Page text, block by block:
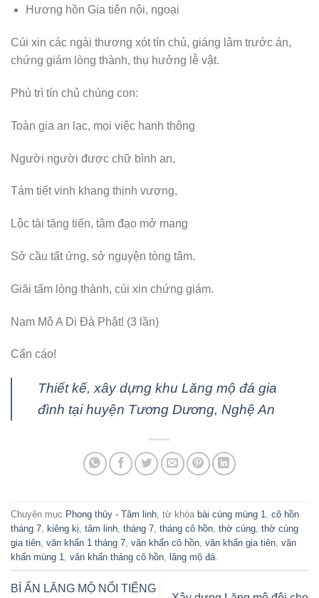
Hương hồn Gia tiên nội, ngoại
Cúi xin các ngài thương xót tín chủ, giáng lâm trước án,
chứng giám lòng thành, thụ hưởng lễ vật.
Phù trì tín chủ chúng con:
Toàn gia an lạc, mọi việc hanh thông
Người người được chữ bình an,
Tám tiết vinh khang thịnh vượng,
Lộc tài tăng tiến, tâm đạo mở mang
Sở cầu tất ứng, sở nguyện tòng tâm.
Giãi tấm lòng thành, cúi xin chứng giám.
Nam Mô A Di Đà Phật! (3 lần)
Cẩn cáo!
Thiết kế, xây dựng khu Lăng mộ đá gia
đình tại huyện Tương Dương, Nghệ An
Chuyên mục Phong thủy - Tâm linh , từ khóa bài cúng mùng 1
cô hồn
tháng 7 kiêng kị tâm linh tháng 7 tháng cô hồn thờ cúng thờ cúng
gia tiên văn khấn 1 tháng 7 văn khấn cô hồn văn khấn gia tiên văn
khấn mùng 1
văn khấn tháng cô hồn lăng mộ đá
BÍ ẨN LĂNG MỘ NỔI TIẾNG